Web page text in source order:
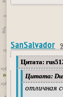
SanSalvador
Цитата:
Цитата:
отличная